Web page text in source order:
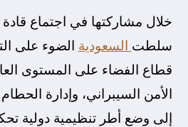
خلال مشاركتها في اجتماع قادة
سلطت السعودية الضوء على
قطاع الفضاء على المستوى
الأمن السيبراني، وإدارة
إلى وضع أطر تنظيمية دولية